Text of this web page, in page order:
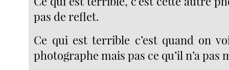
pas de reflet.
Ce qui est terrible c’est quand on
photographe mais pas ce qu’il n’a pas